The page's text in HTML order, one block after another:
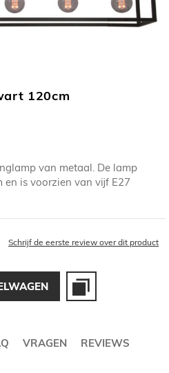
120cm
van metaal. De lamp
en is voorzien van vijf E27
Schrijf de eerste review over dit product
VRAGEN REVIEWS